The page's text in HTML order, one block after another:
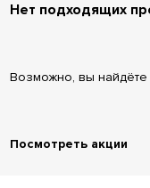
Нет подходящих
Возможно, вы найдёте
Посмотреть акции